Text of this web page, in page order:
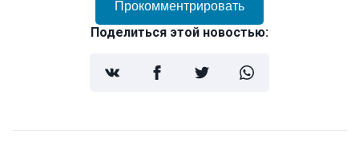
Прокомментрировать
Поделиться этой новостью: